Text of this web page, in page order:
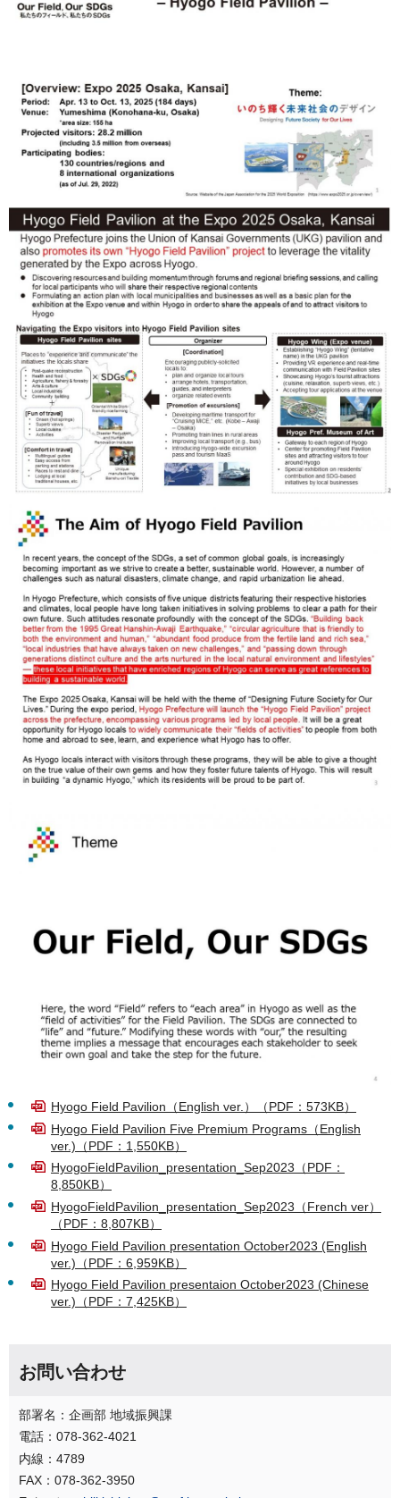
Hyogo Field Pavilion（English ver.）（PDF：573KB）
Hyogo Field Pavilion Five Premium Programs（English
ver.)（PDF：1,550KB）
HyogoFieldPavilion_presentation_Sep2023（PDF：
8,850KB）
HyogoFieldPavilion_presentation_Sep2023（French ver）
（PDF：8,807KB）
Hyogo Field Pavilion presentation October2023 (English
ver.)（PDF：6,959KB）
Hyogo Field Pavilion presentaion October2023 (Chinese
ver.)（PDF：7,425KB）
お問い合わせ
部署名：企画部 地域振興課
電話：078-362-4021
内線：4789
FAX：078-362-3950